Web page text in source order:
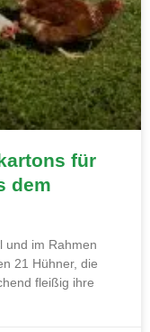
für
dem
und im Rahmen
21 Hühner, die
fleißig ihre